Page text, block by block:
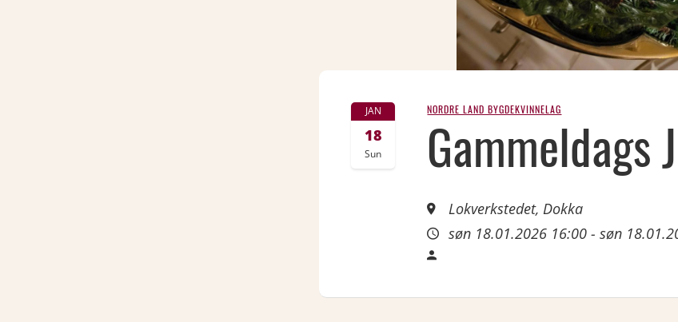
JAN
18
Sun
NORDRE LAND BYGDEKVINNELAG
Gammeldags
Lokverkstedet, Dokka
søn 18.01.2026 16:00 -søn